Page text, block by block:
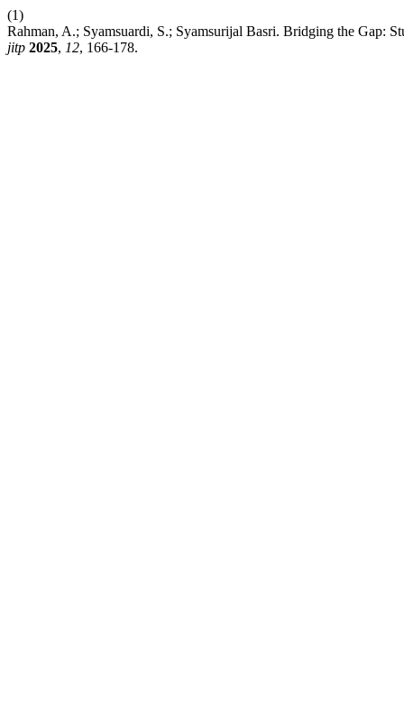
(1)
Rahman, A.; Syamsuardi, S.; Syamsurijal Basri. Bridging the Gap:
jitp 2025, 12, 166-178.